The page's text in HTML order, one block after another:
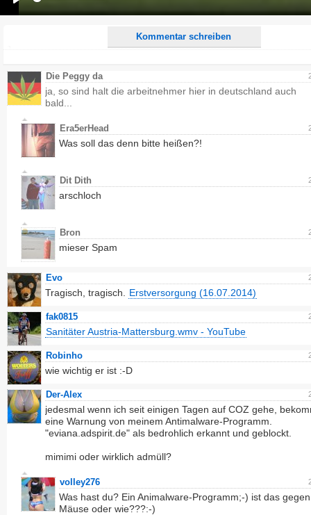
Kommentar schreiben
Die Peggy da
ja, so sind halt die arbeitnehmer hier in deutschland auch
bald...
Era5erHead
Was soll das denn bitte heißen?!
Dit Dith
arschloch
Bron
mieser Spam
Evo
Tragisch, tragisch. Erstversorgung (16.07.2014)
fak0815
Sanitäter Austria-Mattersburg.wmv - YouTube
Robinho
wie wichtig er ist :-D
Der-Alex
jedesmal wenn ich seit einigen Tagen auf COZ gehe,
eine Warnung von meinem Antimalware-Programm.
"eviana.adspirit.de" als bedrohlich erkannt und geblockt.
mimimi oder wirklich admüll?
volley276
Was hast du? Ein Animalware-Programm;-) ist das
Mäuse oder wie???:-)